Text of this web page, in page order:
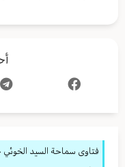
فتاوى سماحة السيد